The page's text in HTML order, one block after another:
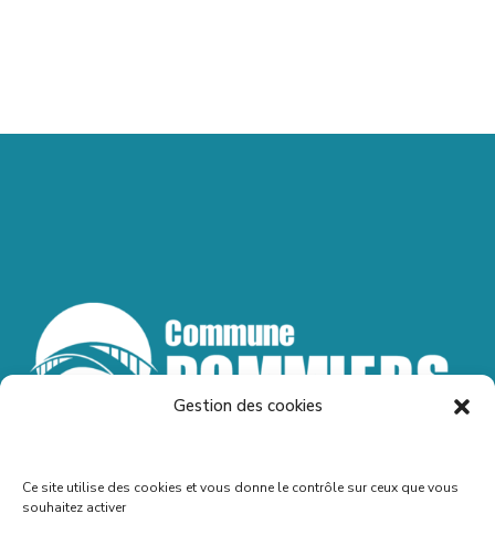
Gestion des cookies
Ce site utilise des cookies et vous donne le contrôle sur ceux que vous
souhaitez activer